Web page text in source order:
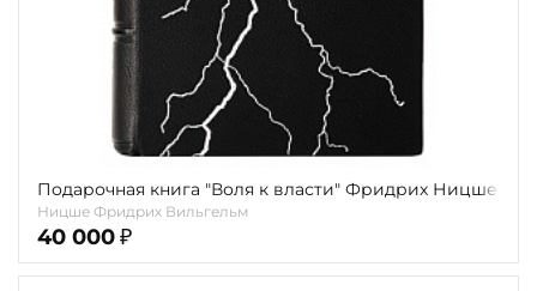
Подарочная книга "Воля к власти" Фридрих Ницше
Ницше Фридрих Вильгельм
40 000 ₽